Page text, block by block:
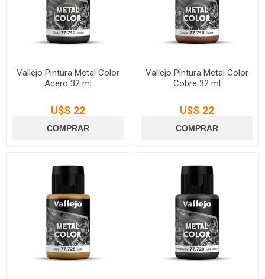
Vallejo Pintura Metal Color
Acero 32 ml
U$S 22
Vallejo Pintura Metal Color
Cobre 32 ml
U$S 22